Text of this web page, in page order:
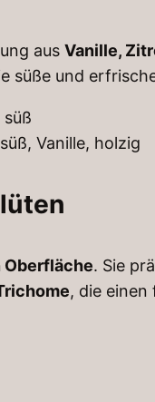
aus Vanille,
süße und
Vanille, holzig
. Sie
, die einen